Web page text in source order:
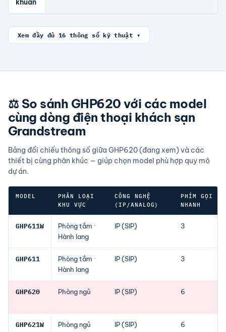
khuẩn
Xem đầy đủ 16 thông số kỹ thuật ▾
⚖️ So sánh GHP620 với các model
cùng dòng điện thoại khách sạn
Grandstream
Bảng đối chiếu thông số giữa GHP620 (đang xem) và các
thiết bị cùng phân khúc — giúp chọn model phù hợp quy mô
dự án.
Bảng so sánh GHP620 với các model cùng dòng Grandstream
MODEL
PHÂN LOẠI
KHU VỰC
CÔNG NGHỆ
(IP/ANALOG)
PHÍM GỌI
NHANH
GHP611W
Phòng tắm ·
Hành lang
IP (SIP) 3
GHP611
Phòng tắm ·
Hành lang
IP (SIP) 3
GHP620 Phòng ngủ IP (SIP) 6
GHP621W Phòng ngủ IP (SIP) 6